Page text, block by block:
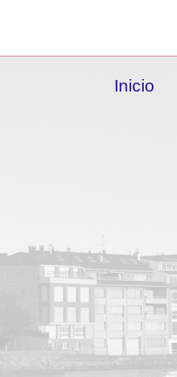
Inicio